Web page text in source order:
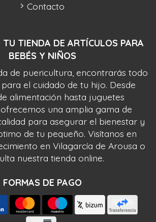
TU TIENDA DE ARTÍCULOS PARA
BEBÉS Y NIÑOS
de puericultura, encontrarás todo
el cuidado de tu hijo. Desde
alimentación hasta juguetes
una amplia gama de
para asegurar el bienestar y
de tu pequeño. Visítanos en
en Vilagarcía de Arousa o
nuestra tienda online.
FORMAS DE PAGO
Contacto